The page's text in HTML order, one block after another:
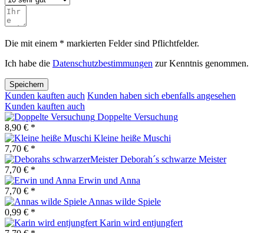
Die mit einem * markierten Felder sind Pflichtfelder.
Ich habe die Datenschutzbestimmungen zur Kenntnis genommen.
Speichern
Kunden kauften auch Kunden haben sich ebenfalls angesehen
Kunden kauften auch
Doppelte Versuchung
8,90 € *
Kleine heiße Muschi
7,70 € *
Deborah´s schwarze Meister
7,70 € *
Erwin und Anna
7,70 € *
Annas wilde Spiele
0,99 € *
Karin wird entjungfert